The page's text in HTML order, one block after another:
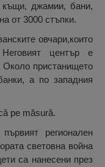
джамии, бани,
от 3000 стъпки.
овчари,които
център е
Около пристанището
а по западния
pe măsură.
регионален
световна война
са нанесени през